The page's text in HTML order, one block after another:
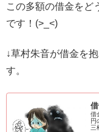
この多額の借金をど
です！(>_<)
↓草村朱音が借金を
す。
借
円
三